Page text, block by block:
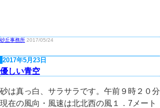
砂丘事務所 2017/05/24
2017年5月23日
優しい青空
砂は真っ白、サラサラです。午前９時２０分
現在の風向・風速は北北西の風１．7メート